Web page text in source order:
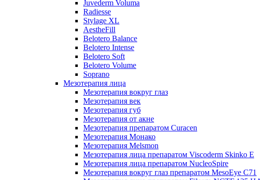
Juvederm Voluma
Radiesse
Stylage XL
AestheFill
Belotero Balance
Belotero Intense
Belotero Soft
Belotero Volume
Soprano
Мезотерапия лица
Мезотерапия вокруг глаз
Мезотерапия век
Мезотерапия губ
Мезотерапия от акне
Мезотерапия препаратом Curacen
Мезотерапия Монако
Мезотерапия Melsmon
Мезотерапия лица препаратом Viscoderm Skinko E
Мезотерапия лица препаратом NucleoSpire
Мезотерапия вокруг глаз препаратом MesoEye С71